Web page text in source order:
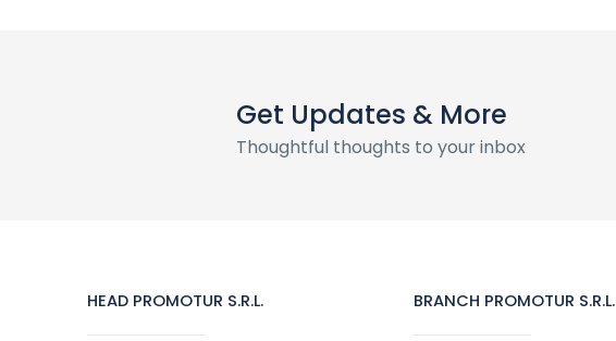
Get Updates & More
Thoughtful thoughts to your inbox
HEAD PROMOTUR S.R.L. BRANCH PROMOTUR S.R.L.